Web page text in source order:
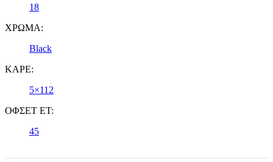
18
ΧΡΩΜΑ:
Black
ΚΑΡΕ:
5×112
ΟΦΣΕΤ ET:
45